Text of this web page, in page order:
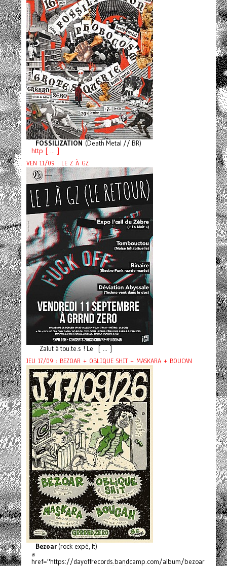
FOSSILIZATION (Death Metal // BR)
http [ ... ]
VEN 11/09 : LE Z À GZ
Zalut à tou.te.s ! Le [ ... ]
JEU 17/09 : BEZOAR + OBLIQUE SHIT + MASKARA + BOUCAN
Bezoar(rock expé, It)
a
href="https://dayoffrecords.bandcamp.com/album/bezoar